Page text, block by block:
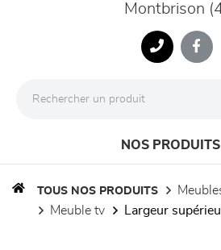
Montbrison
NOS PRODUITS
TOUS NOS PRODUITS
meuble tv
largeur